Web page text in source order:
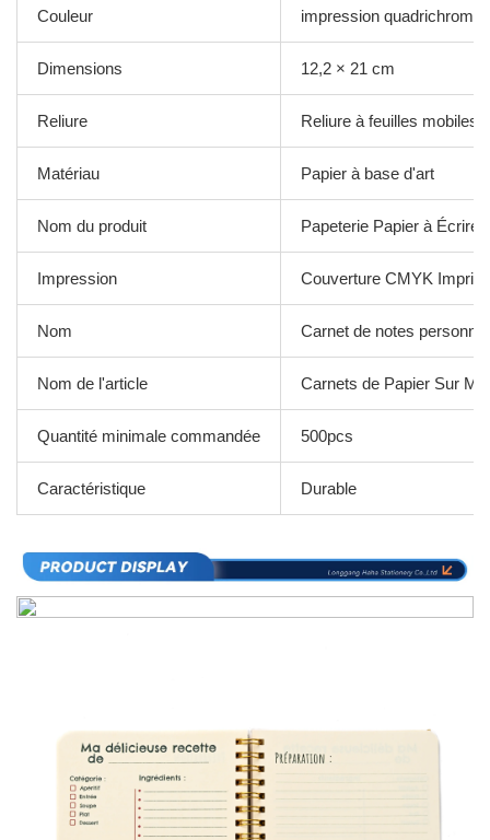
Couleur impression quadrichromie
Dimensions 12,2 × 21 cm
Reliure Reliure à feuilles mobiles
Matériau Papier à base d'art
Nom du produit Papeterie Papier à Écrire
Impression Couverture CMYK
Nom Carnet de notes
Nom de l'article Carnets de Papier Sur
Quantité minimale commandée 500pcs
Caractéristique Durable